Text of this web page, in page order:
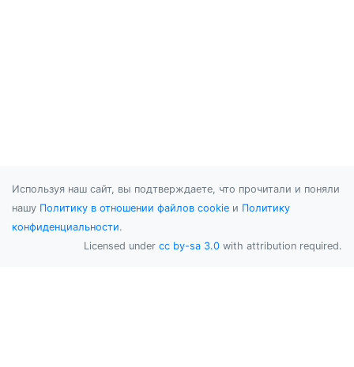
Используя наш сайт, вы подтверждаете, что прочитали и поняли
нашу Политику в отношении файлов cookie и Политику
конфиденциальности.
Licensed under cc by-sa 3.0 with attribution required.